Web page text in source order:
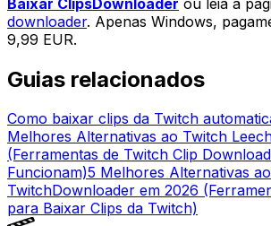
downloader. Apenas Windows,
9,99 EUR.
Guias relacionados
Como baixar clips da Twitch
Melhores Alternativas ao Twitch
(Ferramentas de Twitch Clip
Funcionam)5 Melhores Alternativas ao
TwitchDownloader em 2026
para Baixar Clips da Twitch)